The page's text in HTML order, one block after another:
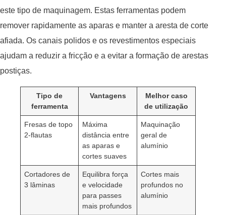
este tipo de maquinagem. Estas ferramentas podem
remover rapidamente as aparas e manter a aresta de corte
afiada. Os canais polidos e os revestimentos especiais
ajudam a reduzir a fricção e a evitar a formação de arestas
postiças.
Tipo de
ferramenta
Vantagens
Melhor caso
de utilização
Fresas de topo
2-flautas
Máxima
distância entre
as aparas e
cortes suaves
Maquinação
geral de
alumínio
Cortadores de
3 lâminas
Equilibra força
e velocidade
para passes
mais profundos
Cortes mais
profundos no
alumínio